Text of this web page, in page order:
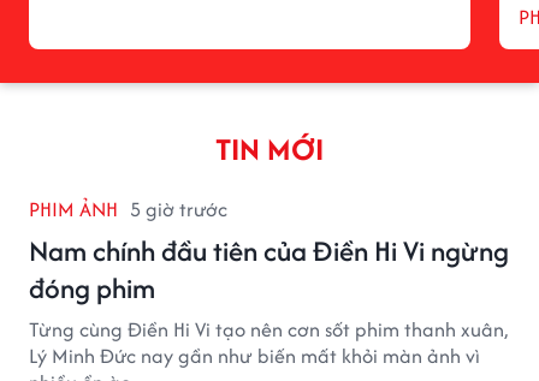
TIN MỚI
PHIM ẢNH 5 giờ trước
Nam chính đầu tiên của Điền Hi Vi ngừng
đóng phim
Từng cùng Điền Hi Vi tạo nên cơn sốt phim thanh xuân,
Lý Minh Đức nay gần như biến mất khỏi màn ảnh vì